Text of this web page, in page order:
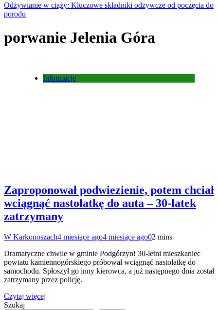
Odżywianie w ciąży: Kluczowe składniki odżywcze od poczęcia do
porodu
porwanie Jelenia Góra
Informacje
Zaproponował podwiezienie, potem chciał
wciągnąć nastolatkę do auta – 30-latek
zatrzymany
W Karkonoszach4 miesiące ago4 miesiące ago02 mins
Dramatyczne chwile w gminie Podgórzyn! 30-letni mieszkaniec
powiatu kamiennogórskiego próbował wciągnąć nastolatkę do
samochodu. Spłoszył go inny kierowca, a już następnego dnia został
zatrzymany przez policję.
Czytaj więcej
Szukaj